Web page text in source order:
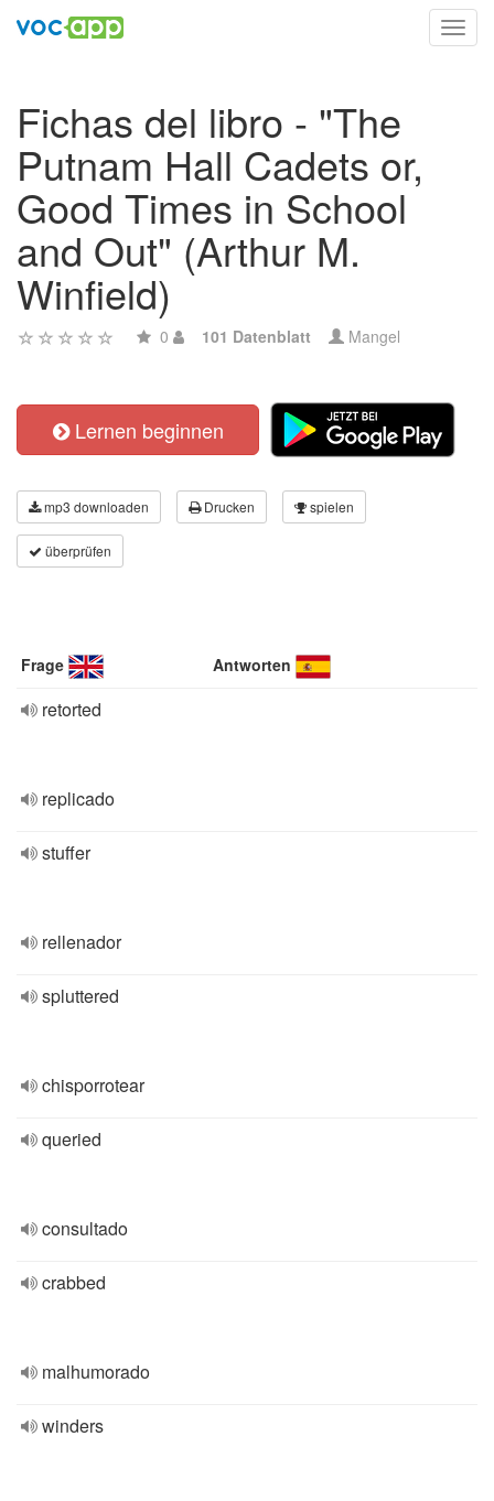
Fichas del libro - "The
Putnam Hall Cadets or,
Good Times in School
and Out" (Arthur M.
Winfield)
0 101 Datenblatt Mangel
Lernen beginnen
mp3 downloaden Drucken spielen
überprüfen
Frage Antworten
retorted
replicado
stuffer
rellenador
spluttered
chisporrotear
queried
consultado
crabbed
malhumorado
winders